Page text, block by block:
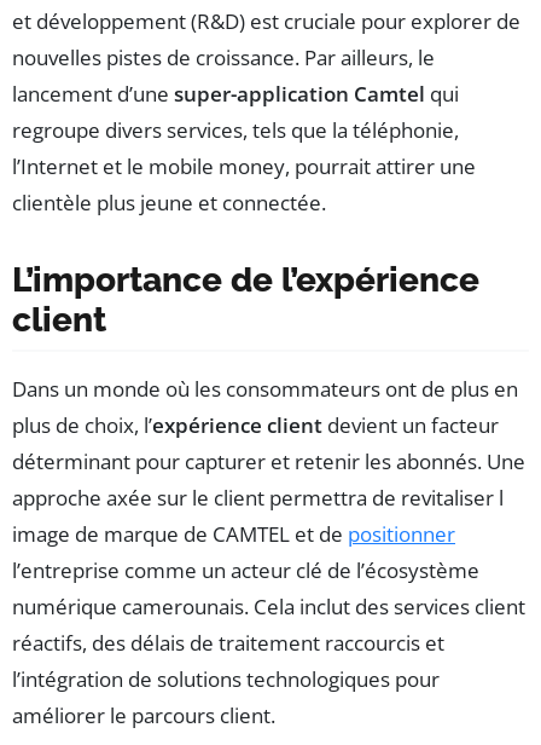
et développement (R&D) est cruciale pour explorer de
nouvelles pistes de croissance. Par ailleurs, le
lancement d’une super-application Camtel qui
regroupe divers services, tels que la téléphonie,
l’Internet et le mobile money, pourrait attirer une
clientèle plus jeune et connectée.
L’importance de l’expérience
client
Dans un monde où les consommateurs ont de plus en
plus de choix, l’expérience client devient un facteur
déterminant pour capturer et retenir les abonnés. Une
approche axée sur le client permettra de revitaliser l
image de marque de CAMTEL et de positionner
l’entreprise comme un acteur clé de l’écosystème
numérique camerounais. Cela inclut des services client
réactifs, des délais de traitement raccourcis et
l’intégration de solutions technologiques pour
améliorer le parcours client.